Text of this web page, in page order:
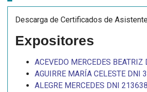
Descarga de Certificados de
Expositores
ACEVEDO MERCEDES
AGUIRRE MARÍA CELESTE DNI
ALEGRE MERCEDES DNI